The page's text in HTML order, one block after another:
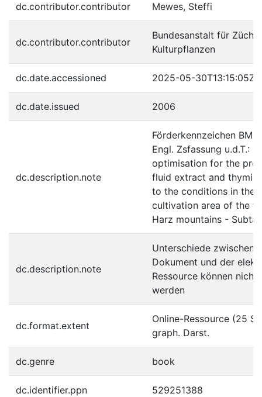
dc.contributor.contributor Mewes, Steffi
dc.contributor.contributor
Bundesanstalt für
Kulturpflanzen
dc.date.accessioned 2025-05-30T13:15:05Z
dc.date.issued 2006
dc.description.note
Förderkennzeichen
Engl. Zsfassung u.d.T.:
optimisation for the
fluid extract and thymi
to the conditions in the
cultivation area of the
Harz mountains -
dc.description.note
Unterschiede zwischen
Dokument und der
Ressource können nicht
werden
dc.format.extent
Online-Ressource (25
graph. Darst.
dc.genre book
dc.identifier.ppn 529251388